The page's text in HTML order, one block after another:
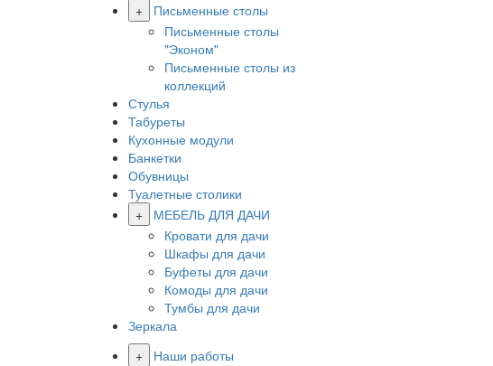
+
Письменные столы
Письменные столы
"Эконом"
Письменные столы из
коллекций
Стулья
Табуреты
Кухонные модули
Банкетки
Обувницы
Туалетные столики
+
МЕБЕЛЬ ДЛЯ ДАЧИ
Кровати для дачи
Шкафы для дачи
Буфеты для дачи
Комоды для дачи
Тумбы для дачи
Зеркала
+
Наши работы